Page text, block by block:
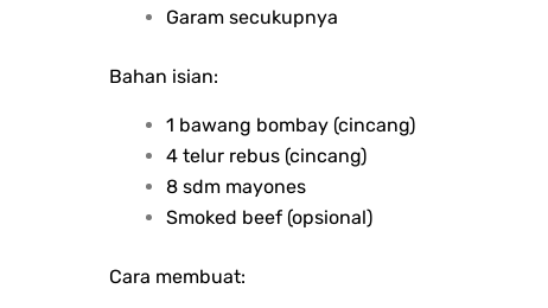
Garam secukupnya
Bahan isian:
1 bawang bombay (cincang)
4 telur rebus (cincang)
8 sdm mayones
Smoked beef (opsional)
Cara membuat: